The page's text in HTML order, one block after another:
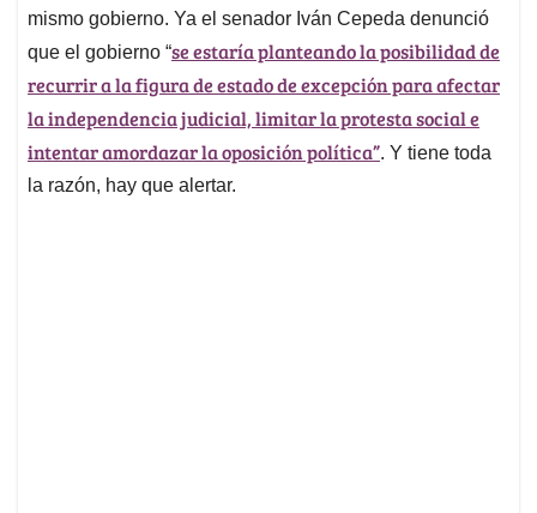
p
k
n
mismo gobierno. Ya el senador Iván Cepeda denunció
que el gobierno “se estaría planteando la posibilidad de
recurrir a la figura de estado de excepción para afectar
la independencia judicial, limitar la protesta social e
intentar amordazar la oposición política”. Y tiene toda
la razón, hay que alertar.